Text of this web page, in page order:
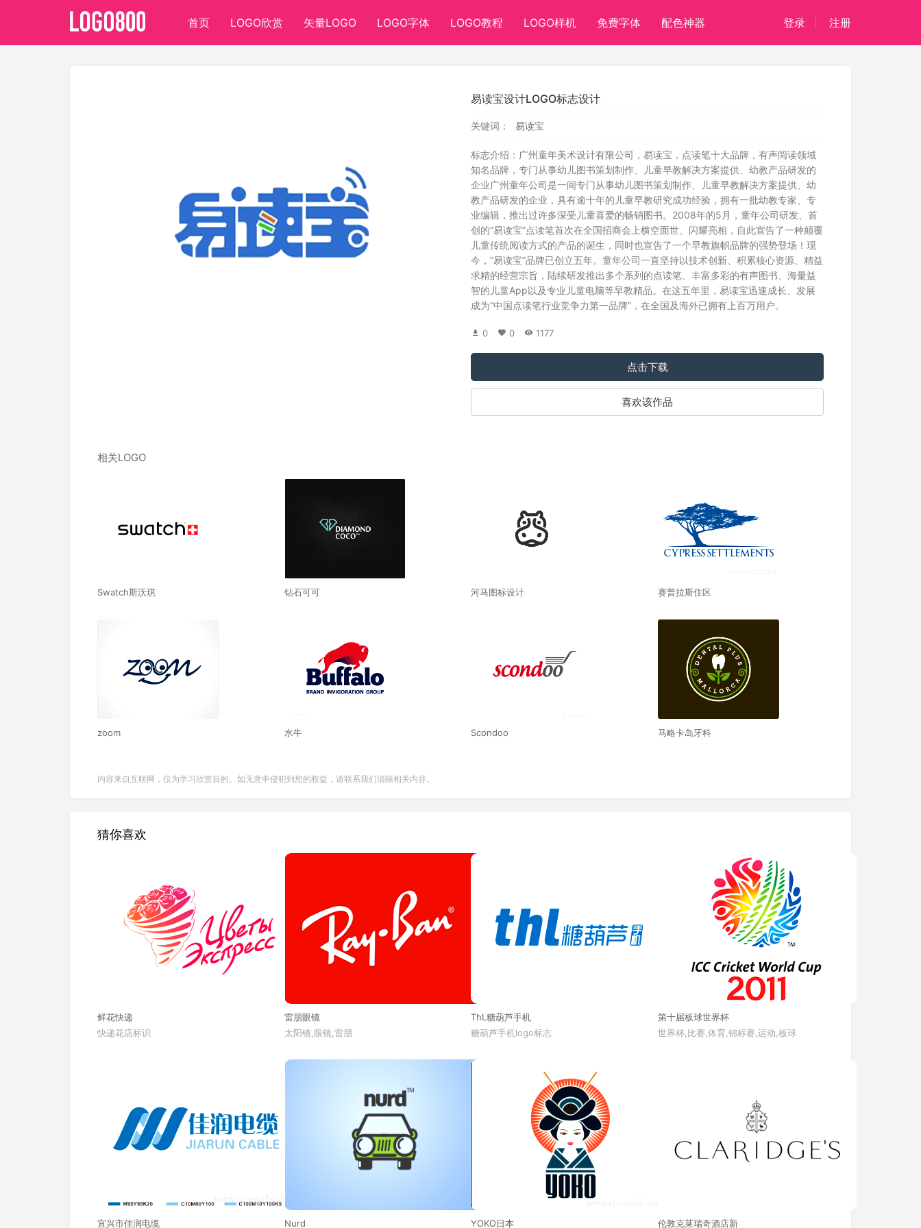
首页 LOGO欣赏 矢量LOGO LOGO字体 LOGO教程 LOGO样机 免费字体 配色神器 登录 注册
易读宝设计LOGO标志设计
关键词： 易读宝
标志介绍：广州童年美术设计有限公司，易读宝，点读笔十大品牌，有声阅读领域
知名品牌，专门从事幼儿图书策划制作、儿童早教解决方案提供、幼教产品研发的
企业广州童年公司是一间专门从事幼儿图书策划制作、儿童早教解决方案提供、幼
教产品研发的企业，具有逾十年的儿童早教研究成功经验，拥有一批幼教专家、专
业编辑，推出过许多深受儿童喜爱的畅销图书。2008年的5月，童年公司研发、首
创的“易读宝”点读笔首次在全国招商会上横空面世、闪耀亮相，自此宣告了一种颠覆
儿童传统阅读方式的产品的诞生，同时也宣告了一个早教旗帜品牌的强势登场！现
今，“易读宝”品牌已创立五年。童年公司一直坚持以技术创新、积累核心资源、精益
求精的经营宗旨，陆续研发推出多个系列的点读笔、丰富多彩的有声图书、海量益
智的儿童App以及专业儿童电脑等早教精品。在这五年里，易读宝迅速成长、发展
成为“中国点读笔行业竞争力第一品牌”，在全国及海外已拥有上百万用户。
0 0 1177
点击下载
喜欢该作品
相关LOGO
Swatch斯沃琪 钻石可可 河马图标设计 赛普拉斯住区
zoom 水牛 Scondoo 马略卡岛牙科
内容来自互联网，仅为学习欣赏目的。如无意中侵犯到您的权益，请联系我们清除相关内容。
猜你喜欢
鲜花快递
快递花店标识
雷朋眼镜
太阳镜,眼镜,雷朋
ThL糖葫芦手机
糖葫芦手机logo标志
第十届板球世界杯
世界杯,比赛,体育,锦标赛,运动,板球
宜兴市佳润电缆 Nurd YOKO日本 伦敦克莱瑞奇酒店新